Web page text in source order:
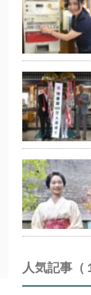
人気記事（